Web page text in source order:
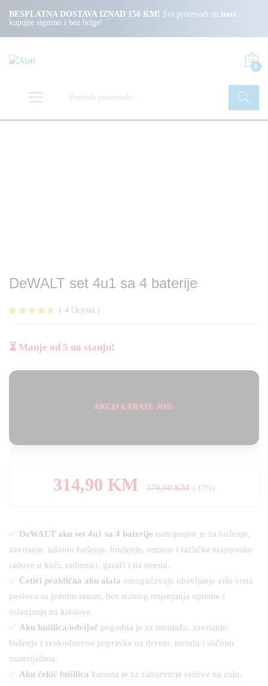
BESPLATNA DOSTAVA IZNAD 150 KM! Svi proizvodi su novi –
kupujte sigurno i bez brige!
0
Pretraži
DeWALT set 4u1 sa 4 baterije
4.50od
ukupno 5 (
( 4 Ocjena )
⏳ Manje od 5 na stanju!
AKCIJA TRAJE JOŠ:
314,90 KM 379,90KM (-17%)
DeWALT aku set 4u1 sa 4 baterije namijenjen je za bušenje,
zavrtanje, udarno bušenje, brušenje, rezanje i različite majstorske
radove u kući, radionici, garaži i na terenu.
Četiri praktična aku alata omogućavaju obavljanje više vrsta
poslova sa jednim setom, bez stalnog mijenjanja opreme i
oslanjanja na kablove.
Aku bušilica/odvijač pogodna je za montažu, zavrtanje,
bušenje i svakodnevne popravke na drvetu, metalu i sličnim
materijalima.
Aku čekić bušilica korisna je za zahtjevnije radove na zidu,